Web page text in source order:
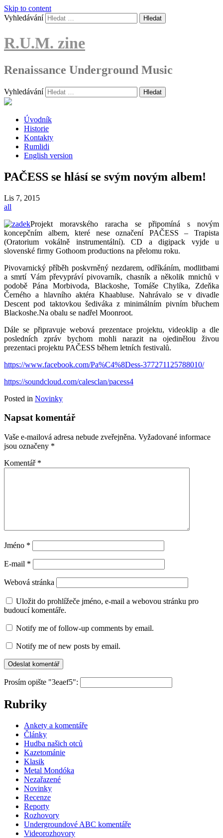
Skip to content
Vyhledávání
R.U.M. zine
Renaissance Underground Music
Vyhledávání
Úvodník
Historie
Kontakty
Rumlidi
English version
PAČESS se hlásí se svým novým albem!
Lis 7, 2015
all
Projekt moravského raracha se připomíná s novým
koncepčním albem, které nese označení PAČESS – Trapista
(Oratorium vokálně instrumentální). CD a digipack vyjde u
slovenské firmy Gothoom productions na přelomu roku.
Pivovarnický příběh poskvrněný nezdarem, odříkáním, modlitbami
a smrtí Vám převypráví pivovarník, chasník a několik mnichů v
podobě Pána Morbivoda, Blackoshe, Tomáše Chylíka, Zdeňka
Černého a hlavního aktéra Khaabluse. Nahrávalo se v divadle
Descent pod taktovkou šediváka z minimálním pivním břuchem
Blackoshe.Na obalu se nadřel Moonroot.
Dále se připravuje webová prezentace projektu, videoklip a dle
posledních zpráv bychom mohli narazit na ojedinělou živou
prezentaci projektu PAČESS během letních festivalů.
https://www.facebook.com/Pa%C4%8Dess-377271125788010/
https://soundcloud.com/calesclan/pacess4
Posted in Novinky
Napsat komentář
Vaše e-mailová adresa nebude zveřejněna. Vyžadované informace
jsou označeny *
Komentář *
Jméno *
E-mail *
Webová stránka
Uložit do prohlížeče jméno, e-mail a webovou stránku pro
budoucí komentáře.
Notify me of follow-up comments by email.
Notify me of new posts by email.
Prosím opište "3eaef5":
Rubriky
Ankety a komentáře
Články
Hudba našich otců
Kazetománie
Klasik
Metal Mondóka
Nezařazené
Novinky
Recenze
Reporty
Rozhovory
Undergroundové ABC komentáře
Videorozhovory